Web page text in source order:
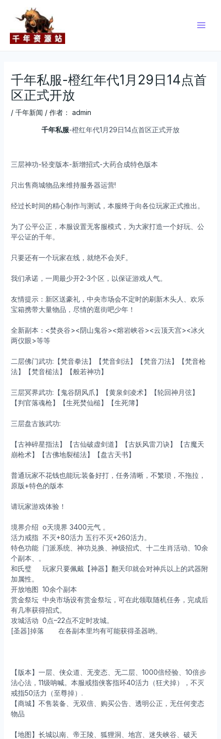
千年私服-橙红年代1月29日14点首
区正式开放
/ 千年新闻 / 作者： admin
千年私服-橙红年代1月29日14点首区正式开放
三层神功-轻变版本-新增招式-大药合成特色版本
只出售商城物品来维持服务器运营!
经过长时间的精心制作与测试，本服终于向各位玩家正式推出。
为了公平公正，本服设置无客服模式，为大家打造一个好玩、公
平公证的千年。
只要还有一个玩家在线，就绝不会关F。
我们承诺，一周最少开2-3个区，以保证游戏人气。
友情提示：新区送豪礼，中央市场会不定时的刷新木头人、欢乐
宝箱携带大量物品，尽情的逛街吧少年！
全新副本：<焚炎谷><阴山鬼谷><熔岩峡谷><云顶天宫><冰火
两仪眼>等等
二层佛门武功:【梵音拳法】【梵音剑法】【梵音刀法】【梵音枪
法】【梵音槌法】【般若神功】
三层冥界武功:【鬼谷阴风爪】【黄泉剑凌术】【轮回神月弦】
【判官落魂枪】【生死焚仙槌】【生死簿】
三层盘古族武功:
【古神碎星指法】【古仙破虚剑道】【古妖风雷刀诀】【古魔天
崩枪术】【古佛地裂槌法】【盘古天书】
普通玩家不花钱也能玩:装备好打，任务清晰，不繁琐，不拖拉，
原版+特色的版本
请玩家游戏体验！
境界介绍 o天境界 3400元气 。
活力戒指 不灭+80活力 五行不灭+260活力。
特色功能 门派系统、神功兑换、神级招式、十二生肖活动、10余
个副本、。
和氏璧
玩家只要佩戴【神器】翻天印就会对神兵以上的武器附
加属性。
开放地图 10余个副本
赏金祭坛 中央市场设有赏金祭坛，可在此领取随机任务，完成后
有几率获得招式。
攻城活动 0点–22点不定时攻城。
[圣器]掉落
在各副本里均有可能获得圣器哟。
【版本】一层、侠众道、无变态、无二层、1000倍经验、10倍步
法心法，11级呐喊。本服戒指侠客指环40活力（狂犬掉），不灭
戒指50活力（至尊掉）.
【商城】不售装备、无双倍、购买公告、透明公正，无任何变态
物品
【地图】长城以南、帝王陵、狐狸洞、地宫、迷失峡谷、破天
navigation